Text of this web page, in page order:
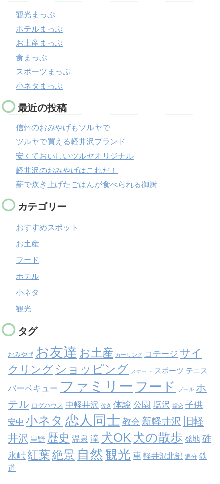
観光まっぷ
ホテルまっぷ
お土産まっぷ
食まっぷ
スポーツまっぷ
小ネタまっぷ
最近の投稿
信州のおみやげもツルヤで
ツルヤで買える軽井沢ブランド
安くておいしいツルヤオリジナル
軽井沢のおみやげはこれだ！
薪で炊き上げたごはんが食べられる御厨
カテゴリー
おすすめスポット
お土産
フード
ホテル
小ネタ
観光
タグ
おみやげ お友達 お土産 カーリング コテージ サイ
クリング ショッピング スケート スポーツ テニス
バーベキュー ファミリー フード プール ホ
テル ログハウス 中軽井沢 佐久 体験 公園 塩沢 嬬恋 子供
安中 小ネタ 恋人同士 教会 新軽井沢
旧軽
井沢 星野 歴史 温泉 滝 犬OK 犬の散歩 発地 碓
氷峠 紅葉絶景 自然 観光 車 軽井沢北部 追分 鉄
道